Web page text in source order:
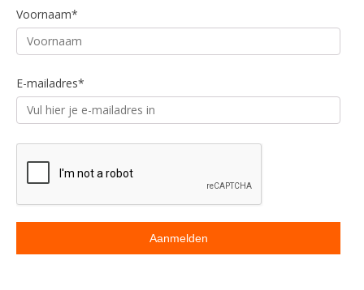
E-mailadres*
Beoordeling
Voornaam*
E-mailadres*